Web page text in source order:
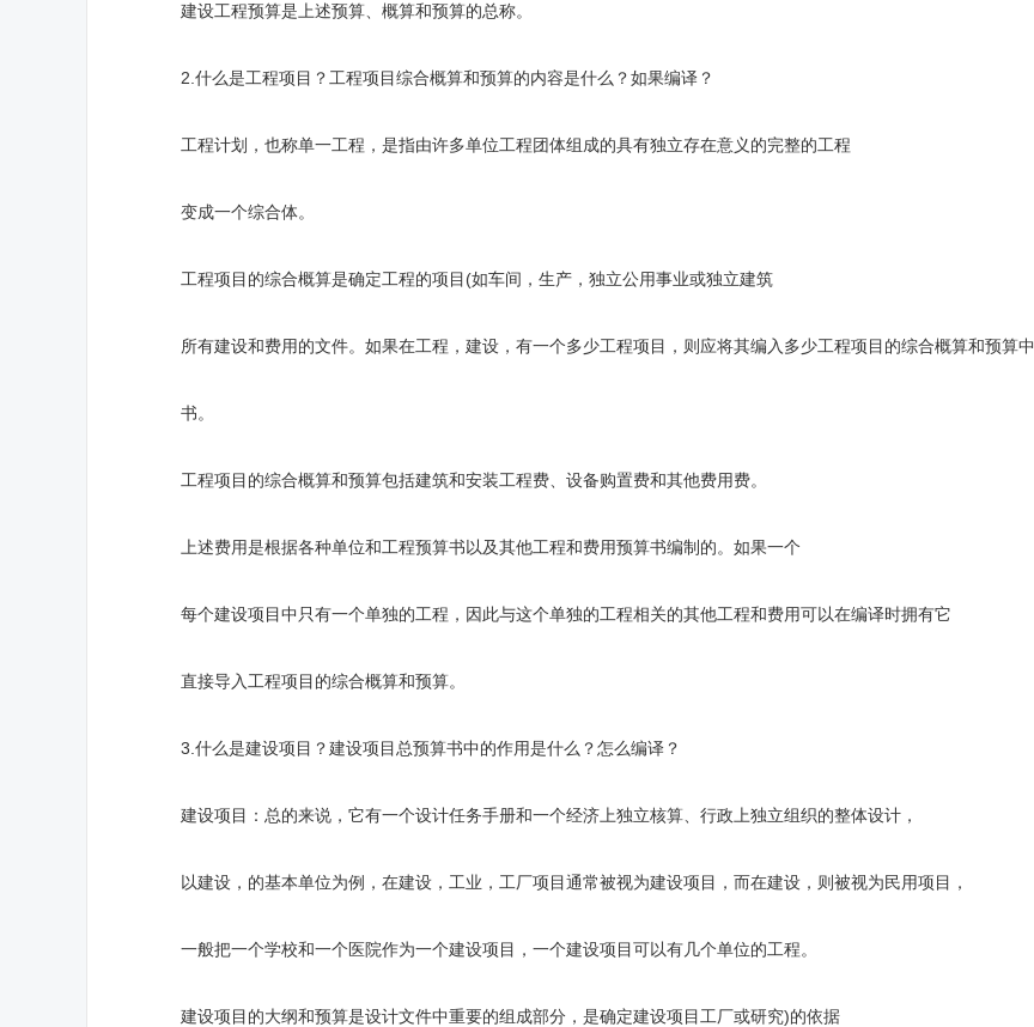
建设工程预算是上述预算、概算和预算的总称。
2.什么是工程项目？工程项目综合概算和预算的内容是什么？如果编译？
工程计划，也称单一工程，是指由许多单位工程团体组成的具有独立存在意义的完整的工程
变成一个综合体。
工程项目的综合概算是确定工程的项目(如车间，生产，独立公用事业或独立建筑
所有建设和费用的文件。如果在工程，建设，有一个多少工程项目，则应将其编入多少工程项目的综合概算和预算中
书。
工程项目的综合概算和预算包括建筑和安装工程费、设备购置费和其他费用费。
上述费用是根据各种单位和工程预算书以及其他工程和费用预算书编制的。如果一个
每个建设项目中只有一个单独的工程，因此与这个单独的工程相关的其他工程和费用可以在编译时拥有它
直接导入工程项目的综合概算和预算。
3.什么是建设项目？建设项目总预算书中的作用是什么？怎么编译？
建设项目：总的来说，它有一个设计任务手册和一个经济上独立核算、行政上独立组织的整体设计，
以建设，的基本单位为例，在建设，工业，工厂项目通常被视为建设项目，而在建设，则被视为民用项目，
一般把一个学校和一个医院作为一个建设项目，一个建设项目可以有几个单位的工程。
建设项目的大纲和预算是设计文件中重要的组成部分，是确定建设项目工厂或研究)的依据